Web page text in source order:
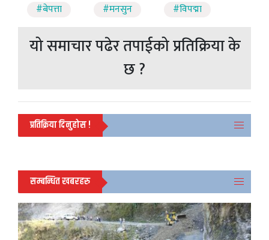
#बेपत्ता #मनसुन #विपद्मा
यो समाचार पढेर तपाईको प्रतिक्रिया के
छ ?
प्रतिक्रिया दिनुहोस !
सम्बन्धित खबरहरु